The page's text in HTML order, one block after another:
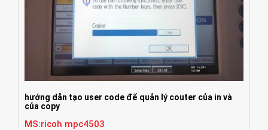
hướng dẫn tạo user code để quản lý couter của in và
của copy
MS:ricoh mpc4503